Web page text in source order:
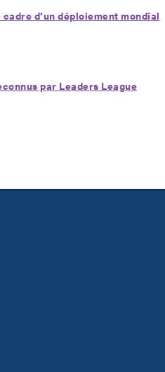
d’un déploiement mondial
par Leaders League